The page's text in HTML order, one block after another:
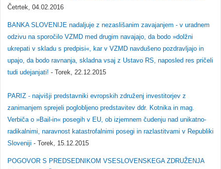
Četrtek, 04.02.2016
BANKA SLOVENIJE nadaljuje z nezaslišanim zavajanjem - v uradnem
odzivu na sporočilo VZMD med drugim navajajo, da bodo »dolžni
ukrepati v skladu s predpisi«, kar v VZMD navdušeno pozdravljajo in
upajo, da bodo ravnanja, skladna vsaj z Ustavo RS, naposled res pričeli
tudi udejanjati! - Torek, 22.12.2015
PARIZ - najvišji predstavniki evropskih združenj investitorjev z
zanimanjem sprejeli poglobljeno predstavitev ddr. Kotnika in mag.
Verbiča o »Bail-in« posegih v EU, ob izjemnem čudenju nad unikatno-
radikalnimi, naravnost katastrofalnimi posegi in razlastitvami v Republiki
Sloveniji - Torek, 15.12.2015
POGOVOR S PREDSEDNIKOM VSESLOVENSKEGA ZDRUŽENJA